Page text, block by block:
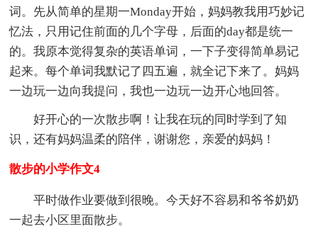
词。先从简单的星期一Monday开始，妈妈教我用巧妙记
忆法，只用记住前面的几个字母，后面的day都是统一
的。我原本觉得复杂的英语单词，一下子变得简单易记
起来。每个单词我默记了四五遍，就全记下来了。妈妈
一边玩一边向我提问，我也一边玩一边开心地回答。
好开心的一次散步啊！让我在玩的同时学到了知
识，还有妈妈温柔的陪伴，谢谢您，亲爱的妈妈！
散步的小学作文4
平时做作业要做到很晚。今天好不容易和爷爷奶奶
一起去小区里面散步。